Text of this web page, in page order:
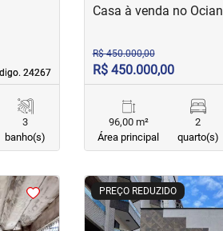
24267
24267
3
banho(s)
Casa à venda no Ocian
R$ 450.000,00
R$ 450.000,00
96,00 m²
Área principal
2
quarto(s)
PREÇO REDUZIDO
<<<<